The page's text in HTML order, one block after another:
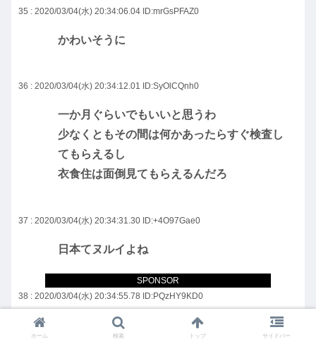
SPONSOR
35 : 2020/03/04(水) 20:34:06.04 ID:mrGsPFAZ0
かわいそうに
36 : 2020/03/04(水) 20:34:12.01 ID:SyOlCQnh0
一か月ぐらいでもいいと思うわ
少なくともその間は何かあったらすぐ検査し
てもらえるし
衣食住は面倒見てもらえるんだろ
37 : 2020/03/04(水) 20:34:31.30 ID:+4O97Gae0
日本てヌルイよね
38 : 2020/03/04(水) 20:34:55.78 ID:PQzHY9KD0
ダイイングブリードかな？
ホーム 検索 トップ サイドバー